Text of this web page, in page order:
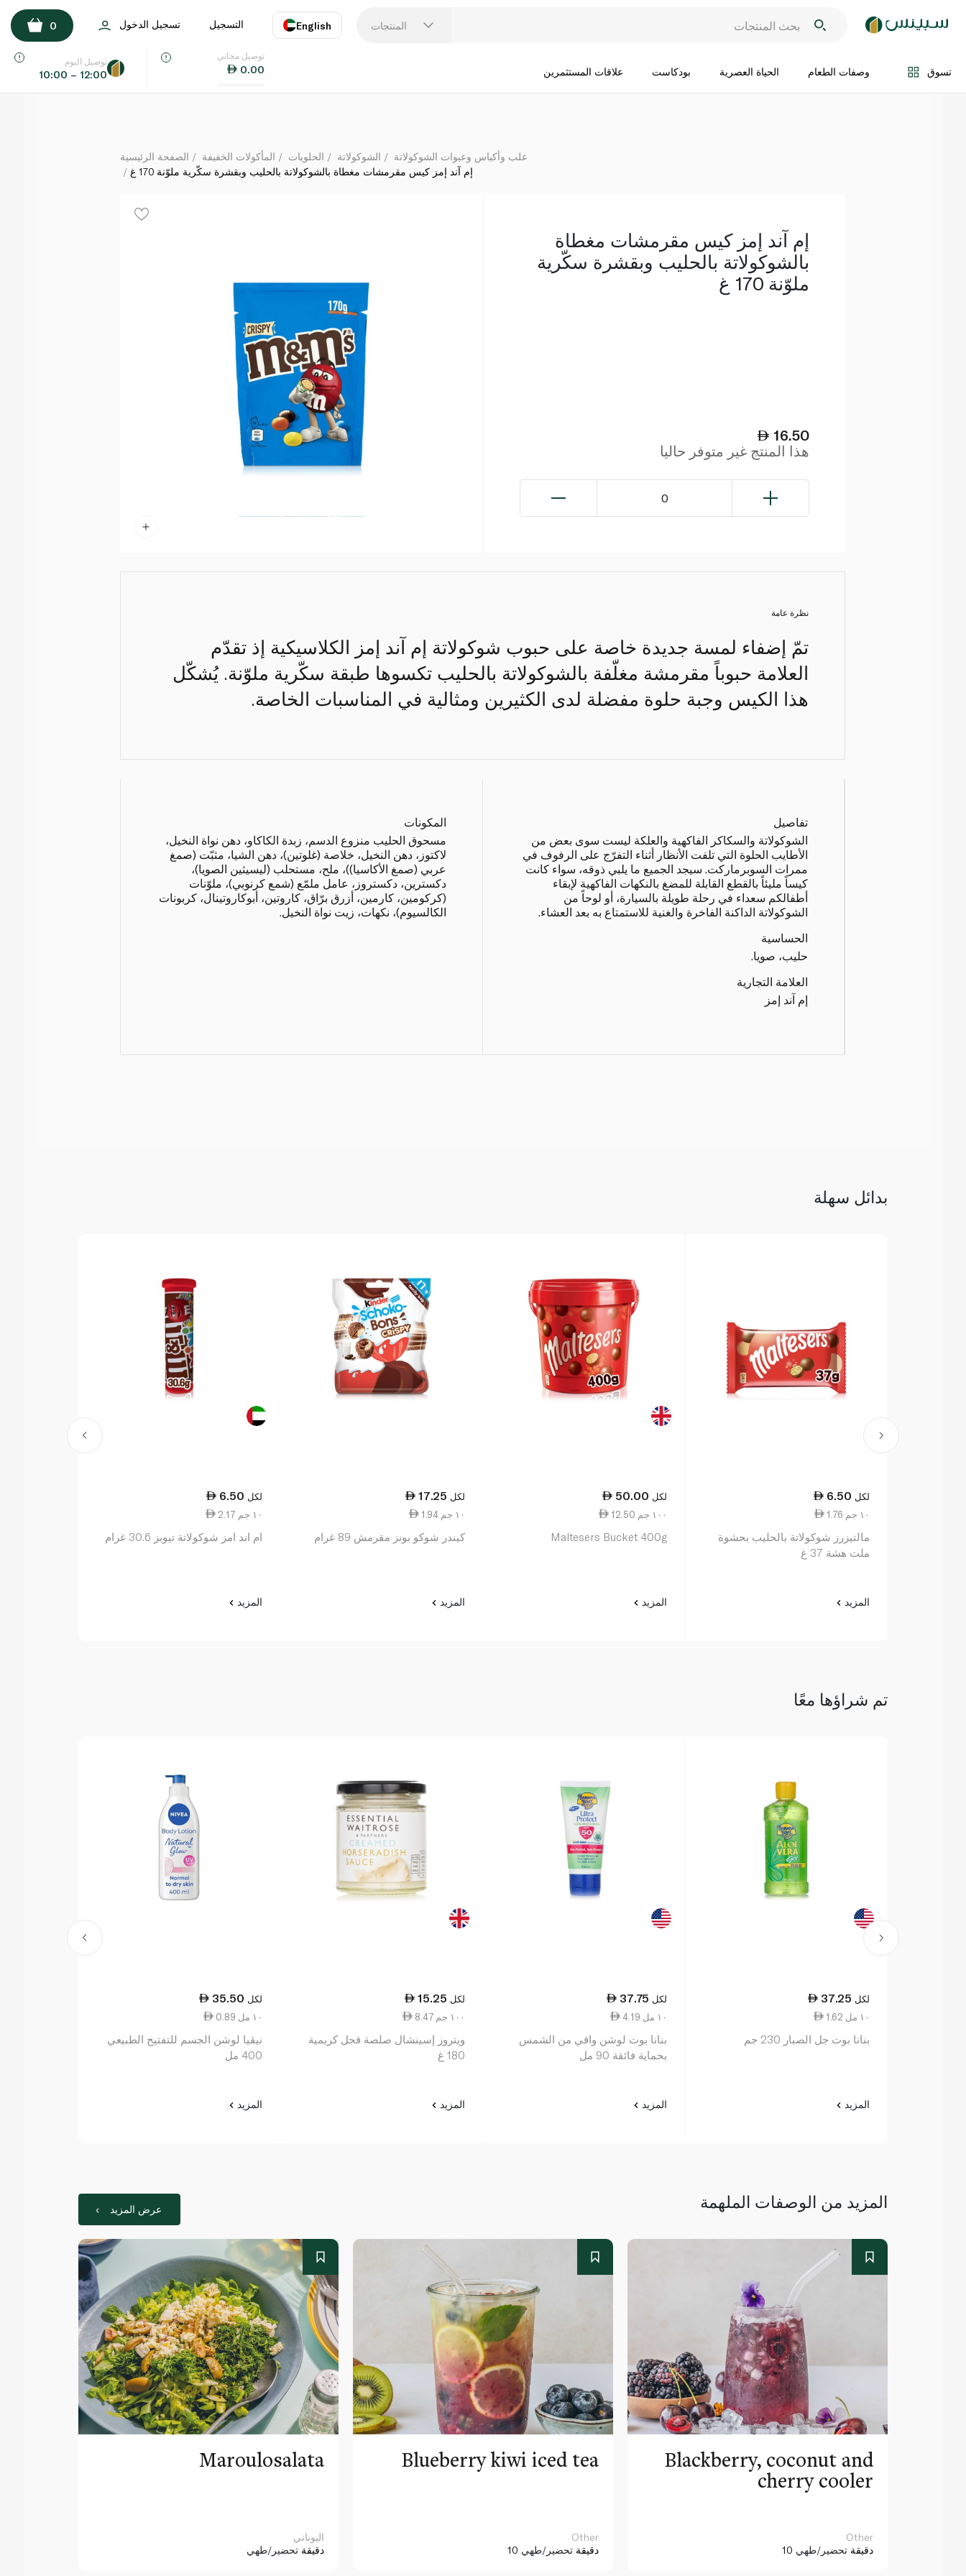
المنتجات English
اللغة
التسجيل تسجيل الدخول 0
تسوق وصفات الطعام الحياة العصرية بودكاست علاقات المستثمرين
توصيل مجاني
0.00
توصيل اليوم
10:00 – 12:00
إم آند إمز كيس مقرمشات مغطاة بالشوكولاتة بالحليب وبقشرة سكّرية ملوّنة 170 غ
اضف الى السلة
الصفحة الرئيسية المأكولات الخفيفة الحلويات الشوكولاتة
علب وأكياس وعبوات الشوكولاتة
إم آند إمز كيس مقرمشات مغطاة بالشوكولاتة بالحليب وبقشرة سكّرية ملوّنة 170 غ
إم آند إمز كيس مقرمشات مغطاة
بالشوكولاتة بالحليب وبقشرة سكّرية
ملوّنة 170 غ
16.50
هذا المنتج غير متوفر حاليا
0
نظرة عامة
تمّ إضفاء لمسة جديدة خاصة على حبوب شوكولاتة إم آند إمز الكلاسيكية إذ تقدّم
العلامة حبوباً مقرمشة مغلّفة بالشوكولاتة بالحليب تكسوها طبقة سكّرية ملوّنة. يُشكّل
هذا الكيس وجبة حلوة مفضلة لدى الكثيرين ومثالية في المناسبات الخاصة.
تفاصيل
الشوكولاتة والسكاكر الفاكهية والعلكة ليست سوى بعض من
الأطايب الحلوة التي تلفت الأنظار أثناء التفرّج على الرفوف في
ممرات السوبرماركت. سيجد الجميع ما يلبي ذوقه، سواء كانت
كيساً مليئاً بالقطع القابلة للمضغ بالنكهات الفاكهية لإبقاء
أطفالكم سعداء في رحلة طويلة بالسيارة، أو لوحاً من
الشوكولاتة الداكنة الفاخرة والغنية للاستمتاع به بعد العشاء.
الحساسية
حليب، صويا.
العلامة التجارية
إم آند إمز
المكونات
مسحوق الحليب منزوع الدسم، زبدة الكاكاو، دهن نواة النخيل،
لاكتوز، دهن النخيل، خلاصة (غلوتين)، دهن الشيا، مثبّت (صمغ
عربي (صمغ الأكاسيا))، ملح، مستحلب (ليسيثين الصويا)،
دكسترين، دكستروز، عامل ملمّع (شمع كرنوبي)، ملوّنات
(كركومين، كارمين، أزرق برّاق، كاروتين، أبوكاروتينال، كربونات
الكالسيوم)، نكهات، زيت نواة النخيل.
بدائل سهلة
6.50 لكل
1.76 ١٠ جم
مالتيزرز شوكولاتة بالحليب بحشوة
ملت هشة 37 غ
المزيد
50.00 لكل
12.50 ١٠٠ جم
Maltesers Bucket 400g
المزيد
17.25 لكل
1.94 ١٠ جم
كيندر شوكو بونز مقرمش 89 غرام
المزيد
6.50 لكل
2.17 ١٠ جم
ام اند امز شوكولاتة تيوبز 30.6 غرام
المزيد
تم شراؤها معًا
37.25 لكل
1.62 ١٠ مل
بنانا بوت جل الصبار 230 جم
المزيد
37.75 لكل
4.19 ١٠ مل
بنانا بوت لوشن واقي من الشمس
بحماية فائقة 90 مل
المزيد
15.25 لكل
8.47 ١٠٠ جم
ويتروز إسينشال صلصة فجل كريمية
180 غ
المزيد
35.50 لكل
0.89 ١٠ مل
نيڤيا لوشن الجسم للتفتيح الطبيعي
400 مل
المزيد
المزيد من الوصفات الملهمة عرض المزيد
Maroulosalata
اليوناني
دقيقة تحضير/طهي
Blueberry kiwi iced tea
Other
10 دقيقة تحضير/طهي
Blackberry, coconut and
cherry cooler
Other
10 دقيقة تحضير/طهي